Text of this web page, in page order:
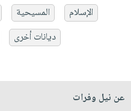
الإسلام المسيحية
ديانات أخرى
عن نيل وفرات